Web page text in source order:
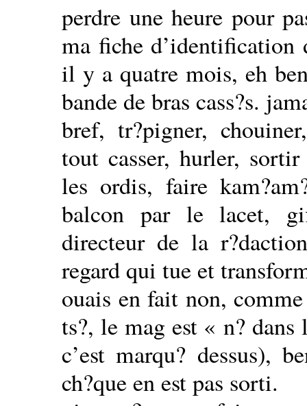
perdre une heure pour
ma fiche d’identification
il y a quatre mois, eh
bande de bras cass?s.
bref, tr?pigner,
tout casser, hurler,
les ordis, faire
balcon par le lacet,
directeur de la
regard qui tue et
ouais en fait non,
ts?, le mag est « n? dans
c’est marqu? dessus),
ch?que en est pas sorti.